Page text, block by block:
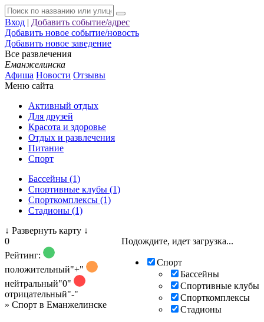
Вход | Добавить событие/адрес
Добавить новое событие/новость
Добавить новое заведение
Все развлечения
Еманжелинска
Афиша Новости Отзывы
Меню сайта
Активный отдых
Для друзей
Красота и здоровье
Отдых и развлечения
Питание
Спорт
Бассейны (1)
Спортивные клубы (1)
Спорткомплексы (1)
Стадионы (1)
↓ Развернуть карту ↓
Подождите, идет загрузка...
Спорт
Бассейны
Спортивные клубы
Спорткомплексы
Стадионы
0
Рейтинг:
положительный"+"
нейтральный"0"
отрицательный"-"
» Спорт в Еманжелинске